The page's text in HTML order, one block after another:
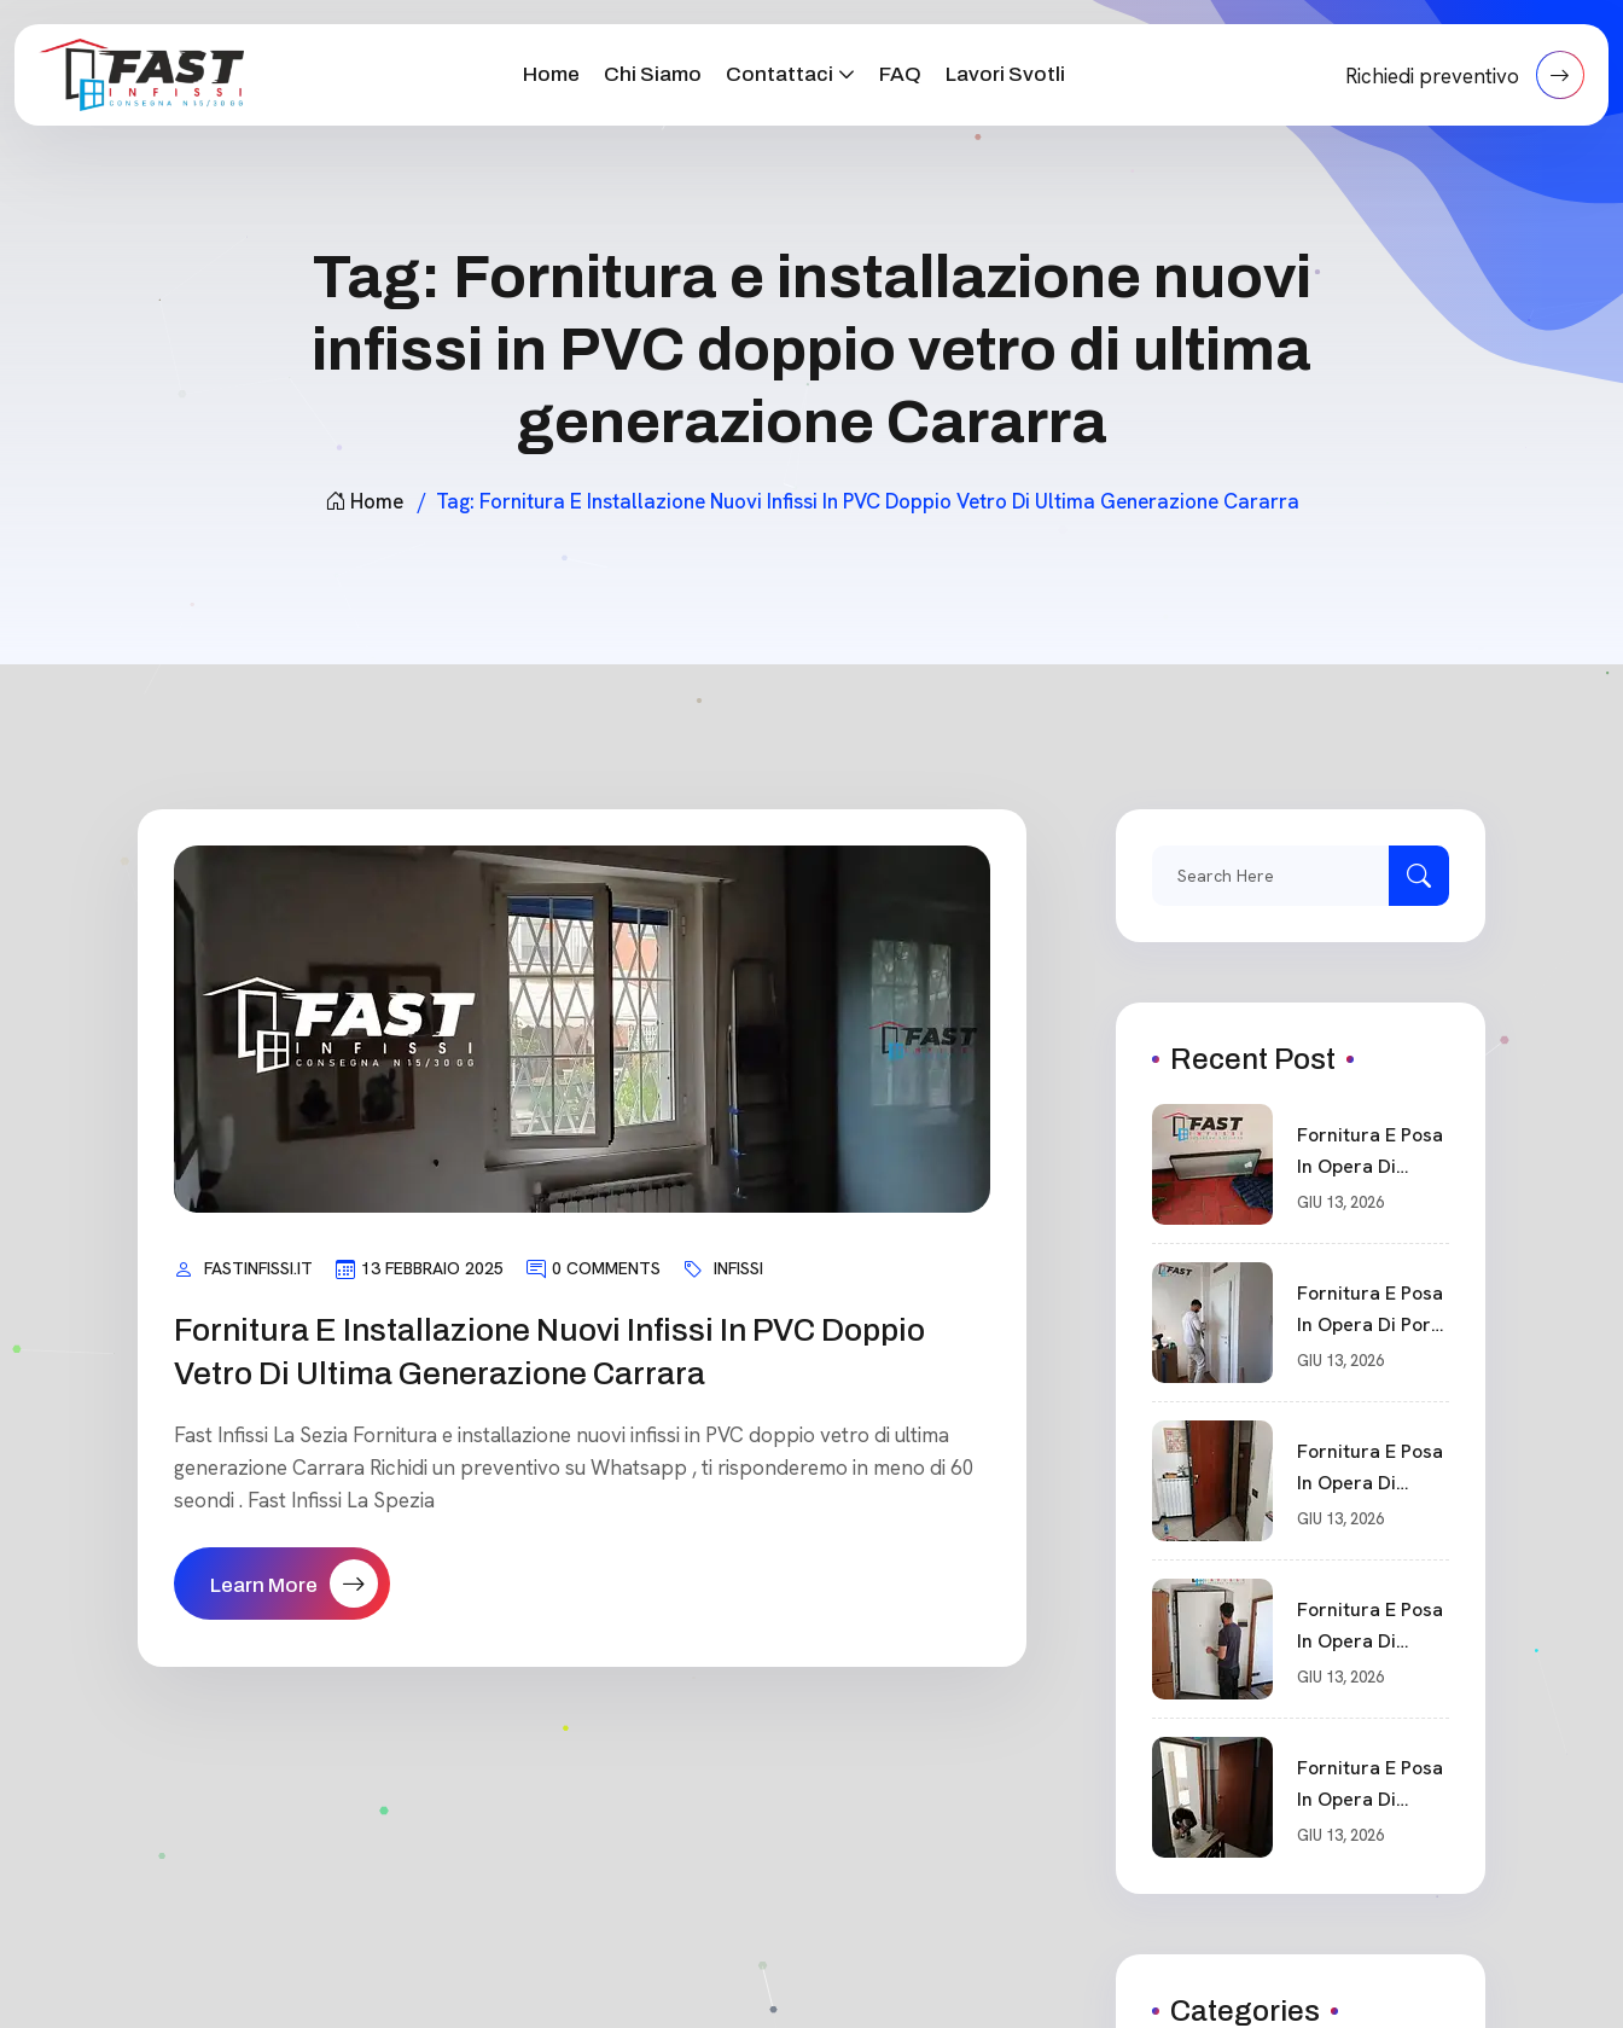
Home Chi Siamo Contattaci FAQ Lavori Svotli Richiedi preventivo
Tag: Fornitura e installazione nuovi
infissi in PVC doppio vetro di ultima
generazione Cararra
Home Tag: Fornitura E Installazione Nuovi Infissi In PVC Doppio Vetro Di Ultima Generazione Cararra
FASTINFISSI.IT 13 FEBBRAIO 2025 0 COMMENTS INFISSI
Fornitura E Installazione Nuovi Infissi In PVC Doppio
Vetro Di Ultima Generazione Carrara
Fast Infissi La Sezia Fornitura e installazione nuovi infissi in PVC doppio vetro di ultima
generazione Carrara Richidi un preventivo su Whatsapp , ti risponderemo in meno di 60
seondi . Fast Infissi La Spezia
Learn More
Recent Post
Fornitura E Posa
In Opera Di
Portone Blindato
Blindato
Spessore 44 Mm
Serratura
GIU 13, 2026
Fornitura E Posa
In Opera Di Porte
Interne Sarzana
GIU 13, 2026
Fornitura E Posa
In Opera Di
Nuovo Portone
GIU 13, 2026
Fornitura E Posa
In Opera Di
Nuovo Portone
Cadimare
GIU 13, 2026
Fornitura E Posa
In Opera Di
Nuovo Portone
Ceparana
GIU 13, 2026
Categories